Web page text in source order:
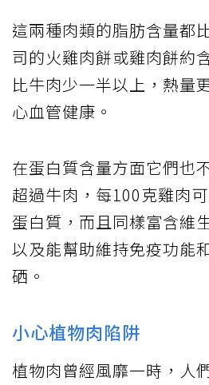
這兩種肉類的脂肪含量都
司的火雞肉餅或雞肉餅約
比牛肉少一半以上，熱量
心血管健康。
在蛋白質含量方面它們也
超過牛肉，每100克雞肉
蛋白質，而且同樣富含維
以及能幫助維持免疫功能
硒。
小心植物肉陷阱
植物肉曾經風靡一時，人